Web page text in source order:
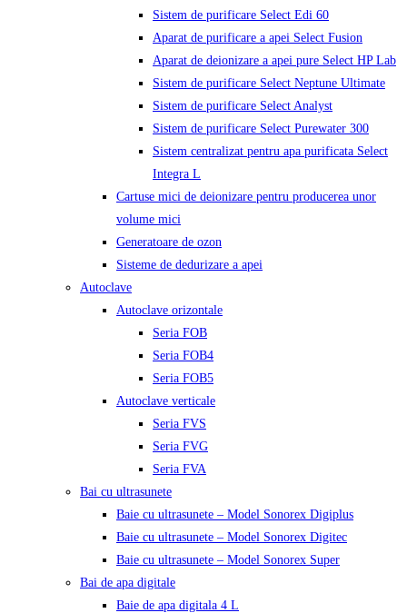
Sistem de purificare Select Edi 60
Aparat de purificare a apei Select Fusion
Aparat de deionizare a apei pure Select HP Lab
Sistem de purificare Select Neptune Ultimate
Sistem de purificare Select Analyst
Sistem de purificare Select Purewater 300
Sistem centralizat pentru apa purificata Select
Integra L
Cartuse mici de deionizare pentru producerea unor
volume mici
Generatoare de ozon
Sisteme de dedurizare a apei
Autoclave
Autoclave orizontale
Seria FOB
Seria FOB4
Seria FOB5
Autoclave verticale
Seria FVS
Seria FVG
Seria FVA
Bai cu ultrasunete
Baie cu ultrasunete – Model Sonorex Digiplus
Baie cu ultrasunete – Model Sonorex Digitec
Baie cu ultrasunete – Model Sonorex Super
Bai de apa digitale
Baie de apa digitala 4 L